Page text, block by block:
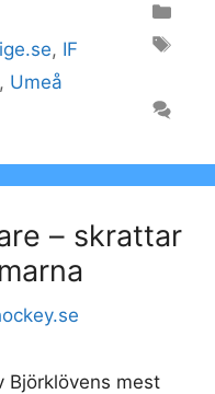
, IF
, Umeå
– skrattar
Björklövens mest